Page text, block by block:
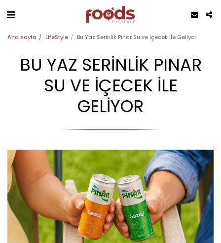
Ana sayfa LifeStyle Bu Yaz Serinlik Pınar Su ve İçecek ile Geliyor
BU YAZ SERINLIK PINAR
SU VE İÇECEK ILE
GELIYOR